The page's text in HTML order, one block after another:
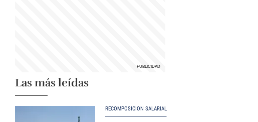
Las más leídas
RECOMPOSICIÓN SALARIAL